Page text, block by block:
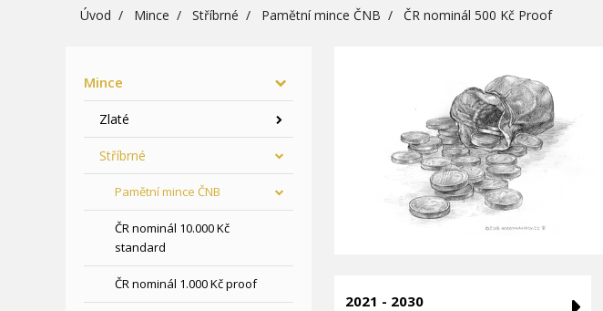
Úvod Mince Stříbrné Pamětní mince ČNB ČR nominál 500 Kč Proof
Mince
Zlaté
Stříbrné
Pamětní mince ČNB
ČR nominál 10.000 Kč
standard
ČR nominál 1.000 Kč proof
2021 - 2030